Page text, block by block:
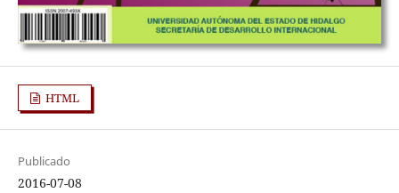
HTML
Publicado
2016-07-08